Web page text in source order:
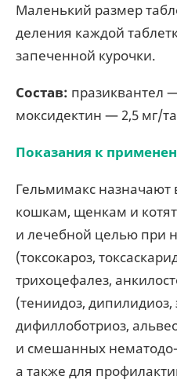
Маленький размер
деления каждой
запеченной курочки.
Состав: празиквантел
моксидектин — 2,5 мг/
Показания к
Гельмимакс назначают
кошкам, щенкам и
и лечебной целью при
(токсокароз,
трихоцефалез,
(тениидоз, дипилидиоз,
дифиллоботриоз,
и смешанных
а также для